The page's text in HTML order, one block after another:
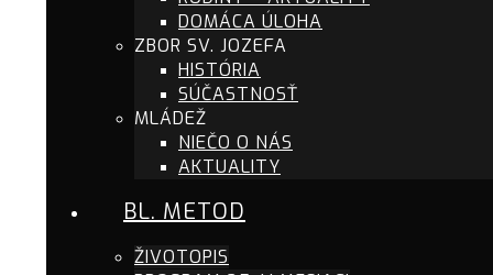
DOMÁCA ÚLOHA
ZBOR SV. JOZEFA
HISTÓRIA
SÚČASTNOSŤ
MLÁDEŽ
NIEČO O NÁS
AKTUALITY
BL. METOD
ŽIVOTOPIS